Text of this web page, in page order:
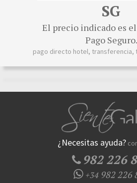
SG
El precio indicado es el
Pago Seguro.
pago directo hotel, transferencia,
¿Necesitas ayuda?
982 226
+34982 226